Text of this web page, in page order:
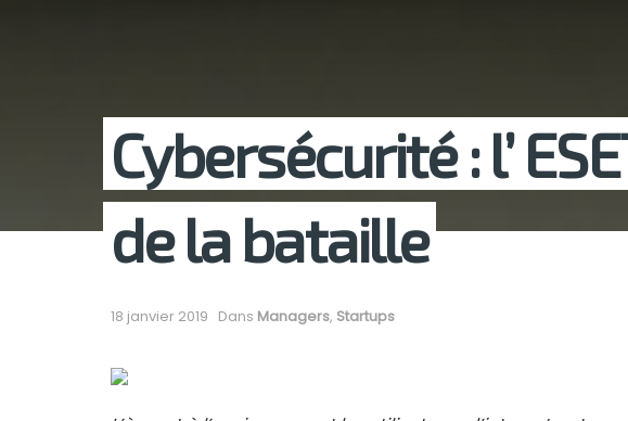
Cybersécurité : l’
de la bataille
18 janvier 2019 Dans Managers, Startups